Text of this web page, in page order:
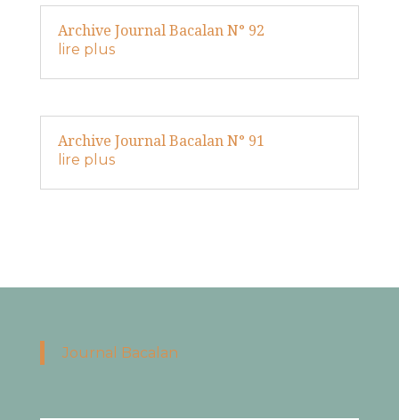
Archive Journal Bacalan N° 92
lire plus
Archive Journal Bacalan N° 91
lire plus
Journal Bacalan